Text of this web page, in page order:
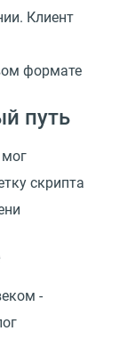
Клиент
формате
путь
мог
скрипта
-